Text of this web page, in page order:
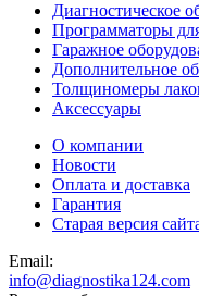
Диагностическое
Программаторы
Гаражное
Дополнительное
Толщиномеры
Аксессуары
О компании
Новости
Оплата и доставка
Гарантия
Старая версия
Email:
info@diagnostika124.com